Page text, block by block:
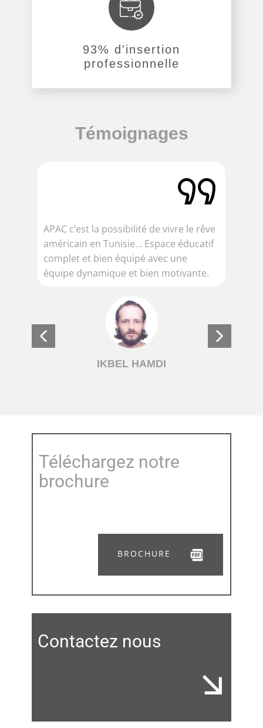
93% d'insertion
professionnelle
Témoignages
APAC c’est la possibilité de vivre le rêve
américain en Tunisie… Espace éducatif
complet et bien équipé avec une
équipe dynamique et bien motivante.
IKBEL HAMDI
Téléchargez notre
brochure
BROCHURE
Contactez nous